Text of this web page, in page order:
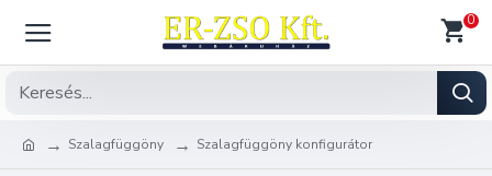
0
Szalagfüggöny Szalagfüggöny konfigurátor